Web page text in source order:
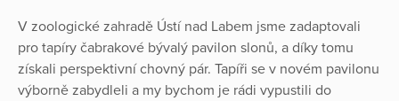
V zoologické zahradě Ústí nad Labem jsme zadaptovali
pro tapíry čabrakové bývalý pavilon slonů, a díky tomu
získali perspektivní chovný pár. Tapíři se v novém pavilonu
výborně zabydleli a my bychom je rádi vypustili do